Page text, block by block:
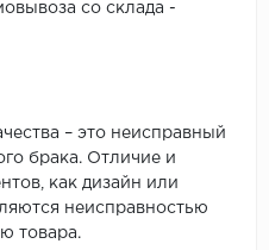
со склада -
– это неисправный
брака. Отличие и
как дизайн или
неисправностью
товара.